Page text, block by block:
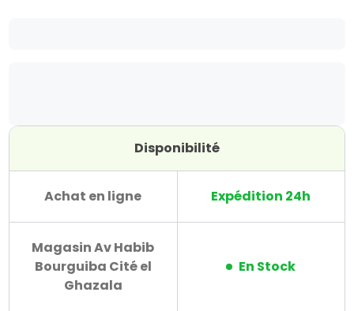
Disponibilité
Achat en ligne Expédition 24h
Magasin Av Habib
Bourguiba Cité el
Ghazala
En Stock